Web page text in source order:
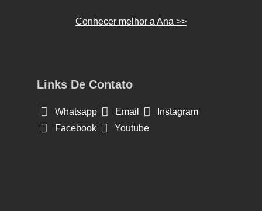
Conhecer melhor a Ana >>
Links De Contato
Whatsapp Email
Instagram
Facebook
Youtube